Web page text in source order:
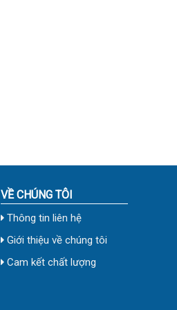
VỀ CHÚNG TÔI
Thông tin liên hệ
Giới thiệu về chúng tôi
Cam kết chất lượng